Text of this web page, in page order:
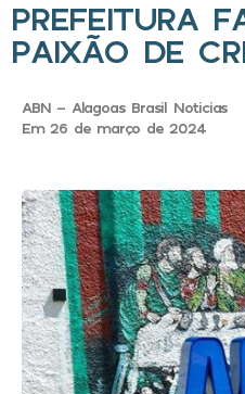
PREFEITURA
PAIXÃO DE
ABN - Alagoas Brasil Noticias
Em 26 de março de 2024